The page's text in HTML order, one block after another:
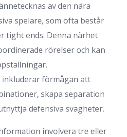
av den nära
spelare, som ofta består
tight ends. Denna närhet
rörelser och kan
förmågan att
skapa separation
defensiva svagheter.
involvera tre eller